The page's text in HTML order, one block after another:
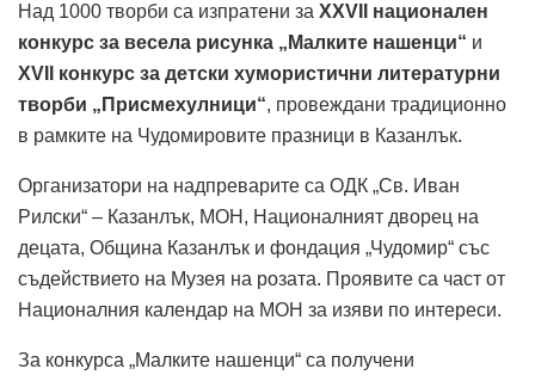
Над 1000 творби са изпратени за XХVII национален
конкурс за весела рисунка „Малките нашенци“ и
ХVII конкурс за детски хумористични литературни
творби „Присмехулници“, провеждани традиционно
в рамките на Чудомировите празници в Казанлък.
Организатори на надпреварите са ОДК „Св. Иван
Рилски“ – Казанлък, МОН, Националният дворец на
децата, Община Казанлък и фондация „Чудомир“ със
съдействието на Музея на розата. Проявите са част от
Националния календар на МОН за изяви по интереси.
За конкурса „Малките нашенци“ са получени